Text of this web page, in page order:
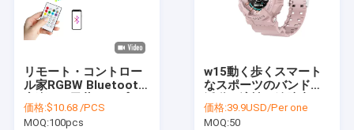
リモート・コントロー
ル家RGBW Bluetooth
10m
価格:$10.68 /PCS
MOQ:100pcs
w15動く歩くスマート
なスポーツのバンドの
IP67
価格:39.9USD/Per one
MOQ:50